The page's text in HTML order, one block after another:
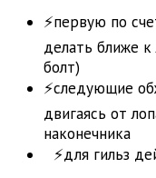
⚡первую по
делать ближе к
болт)
⚡следующие
двигаясь от
наконечника
⚡для гильз